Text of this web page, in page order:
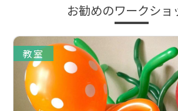
お勧めのワークショ
教室